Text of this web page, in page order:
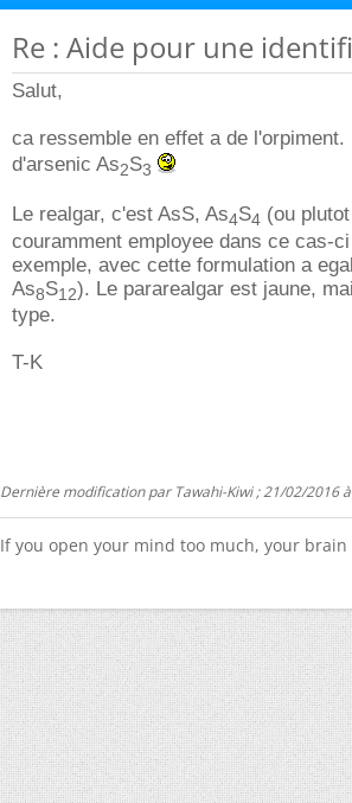
Re : Aide pour une
Salut,
ca ressemble en effet a de
d'arsenic As2S3
Le realgar, c'est AsS, As4S4 (ou
couramment employee dans ce cas-
exemple, avec cette formulation a
As8S12). Le pararealgar est jaune,
type.
T-K
Dernière modification par Tawahi-Kiwi ; 21/02/2016 à
If you open your mind too much, your